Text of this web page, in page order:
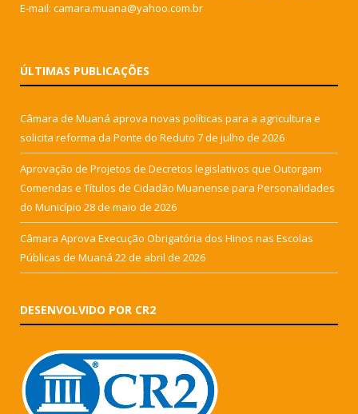
E-mail: camara.muana@yahoo.com.br
ÚLTIMAS PUBLICAÇÕES
Câmara de Muaná aprova novas políticas para a agricultura e
solicita reforma da Ponte do Reduto 7 de julho de 2026
Aprovação de Projetos de Decretos legislativos que Outorgam
Comendas e Títulos de Cidadão Muanense para Personalidades
do Município 28 de maio de 2026
Câmara Aprova Execução Obrigatória dos Hinos nas Escolas
Públicas de Muaná 22 de abril de 2026
DESENVOLVIDO POR CR2